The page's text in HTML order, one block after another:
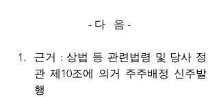
-­ 다   음 -
근거 : 상법 등 관련법령 및 당사 정
관 제10조에 의거 주주배정 신주발
행